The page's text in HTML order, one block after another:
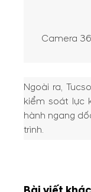
Camera
Ngoài ra,
kiểm soát lực
hành ngang
trình.